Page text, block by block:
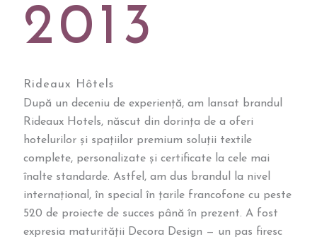
2013
Rideaux Hôtels
După un deceniu de experiență, am lansat brandul
Rideaux Hotels, născut din dorința de a oferi
hotelurilor și spațiilor premium soluții textile
complete, personalizate și certificate la cele mai
înalte standarde. Astfel, am dus brandul la nivel
internațional, în special în țarile francofone cu peste
520 de proiecte de succes până în prezent. A fost
expresia maturității Decora Design — un pas firesc